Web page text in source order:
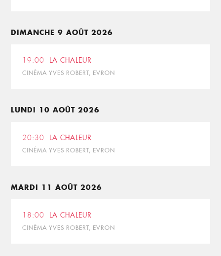
DIMANCHE 9 AOÛT 2026
19:00 LA CHALEUR
CINÉMA YVES ROBERT, EVRON
LUNDI 10 AOÛT 2026
20:30 LA CHALEUR
CINÉMA YVES ROBERT, EVRON
MARDI 11 AOÛT 2026
18:00 LA CHALEUR
CINÉMA YVES ROBERT, EVRON